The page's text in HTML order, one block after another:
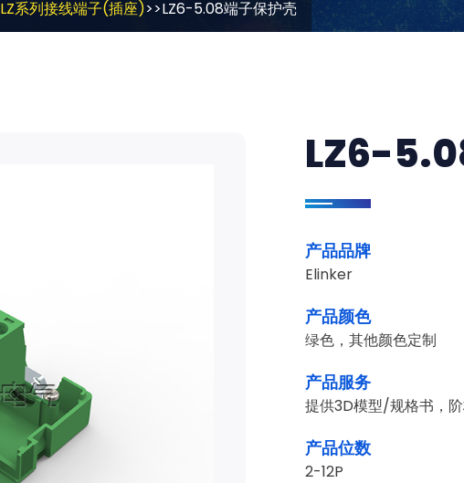
LZ系列接线端子(插座)>>LZ6-5.08端子保护壳
LZ6-
产品品牌
Elinker
产品颜色
绿色，其他颜色定制
产品服务
提供3D模型/规格书，
产品位数
2-12P